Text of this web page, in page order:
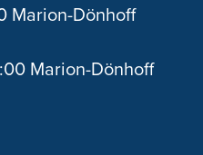
Marion-Dönhoff
Marion-Dönhoff